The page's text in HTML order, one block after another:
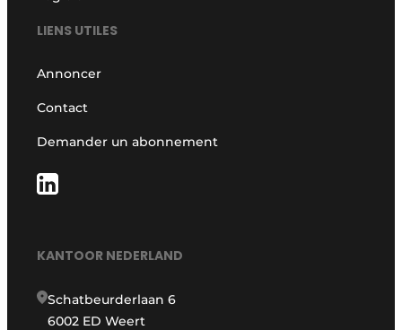
LIENS UTILES
Annoncer
Contact
Demander un abonnement
KANTOOR NEDERLAND
Schatbeurderlaan 6
6002 ED Weert